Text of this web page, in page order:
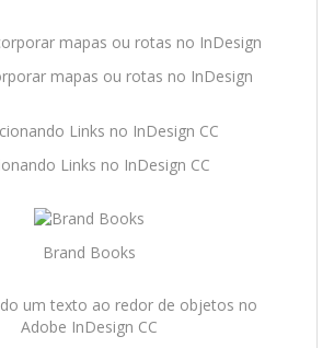
mapas ou rotas no InDesign
Links no InDesign CC
Brand Books